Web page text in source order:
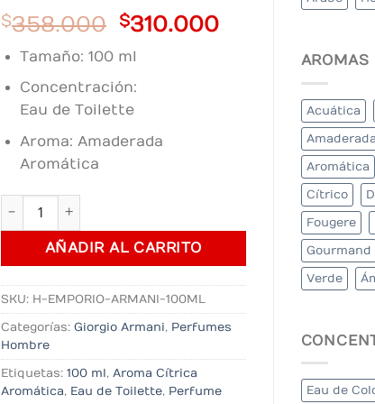
$358.000 Original
price
was:
$358.000.
$310.000Current
$310.000.
Tamaño: 100 ml
Concentración:
Eau de Toilette
Aroma: Amaderada
Aromática
Perfume Emporio Armani cantidad
AÑADIR AL CARRITO
SKU: H-EMPORIO-ARMANI-100ML
Categorías: Giorgio Armani, Perfumes
Hombre
Etiquetas: 100 ml, Aroma Cítrica
Aromática, Eau de Toilette, Perfume
AROMAS
Acuática
Amaderada
Aromática
Cítrico
Fougere
Gourmand
Verde
Eau de